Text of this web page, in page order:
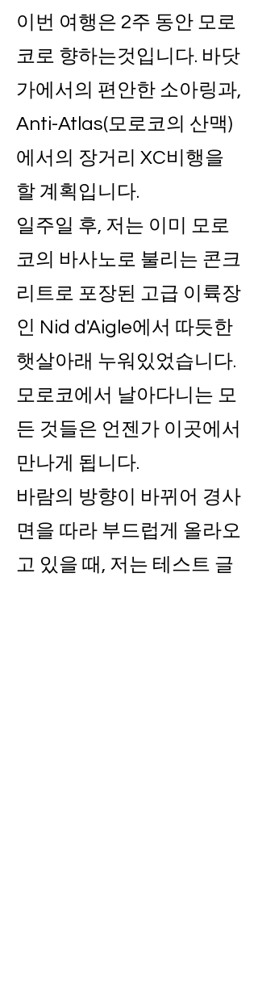
이번 여행은 2주 동안 모로
코로 향하는것입니다. 바닷
가에서의 편안한 소아링과,
Anti-Atlas(모로코의 산맥)
에서의 장거리 XC비행을
할 계획입니다.
일주일 후, 저는 이미 모로
코의 바사노로 불리는 콘크
리트로 포장된 고급 이륙장
인 Nid d'Aigle에서 따듯한
햇살아래 누워있었습니다.
모로코에서 날아다니는 모
든 것들은 언젠가 이곳에서
만나게 됩니다.
바람의 방향이 바뀌어 경사
면을 따라 부드럽게 올라오
고 있을 때, 저는 테스트 글